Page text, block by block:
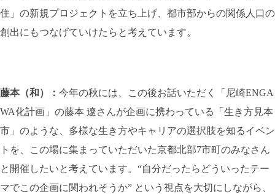
住」の新規プロジェクトを立ち上げ、都市部からの関係人口の
創出にもつなげていけたらと考えています。
藤本（和）： 今年の秋には、この後お話いただく「尼崎ENGA
WA化計画」の藤本 遼さんが企画に携わっている「生き方見本
市」のような、多様な生き方やキャリアの選択肢を知るイベン
トを、この場に集まっていただいた京都北部7市町のみなさん
と開催したいと考えています。“自分だったらどういったテー
マでこの企画に関われそうか” という視点を大切にしながら、